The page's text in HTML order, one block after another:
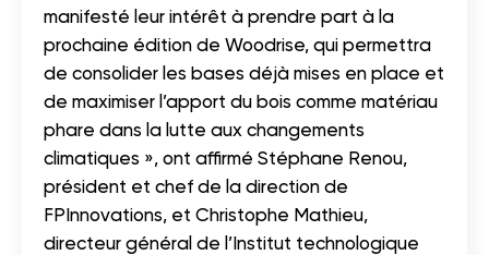
manifesté leur intérêt à prendre part à la
prochaine édition de Woodrise, qui permettra
de consolider les bases déjà mises en place et
de maximiser l’apport du bois comme matériau
phare dans la lutte aux changements
climatiques », ont affirmé Stéphane Renou,
président et chef de la direction de
FPInnovations, et Christophe Mathieu,
directeur général de l’Institut technologique